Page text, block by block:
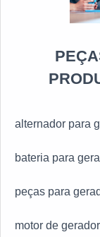
alternador para
bateria para
peças para
motor de